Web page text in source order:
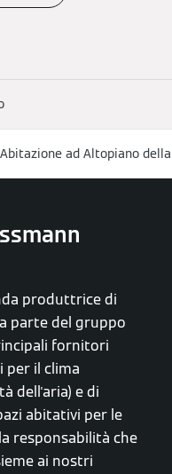
Abitazione ad Altopiano
produttrice di
parte del gruppo
fornitori
per il clima
dell'aria) e di
abitativi per le
responsabilità che
ai nostri